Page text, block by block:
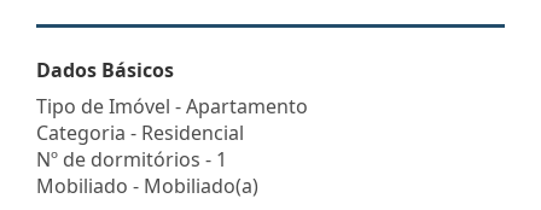
Dados Básicos
Tipo de Imóvel - Apartamento
Categoria - Residencial
Nº de dormitórios - 1
Mobiliado - Mobiliado(a)